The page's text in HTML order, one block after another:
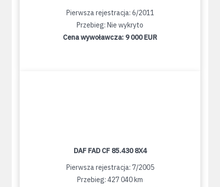
Pierwsza rejestracja: 6/2011
Przebieg: Nie wykryto
Cena wywoławcza: 9 000 EUR
DAF FAD CF 85.430 8X4
Pierwsza rejestracja: 7/2005
Przebieg: 427 040 km